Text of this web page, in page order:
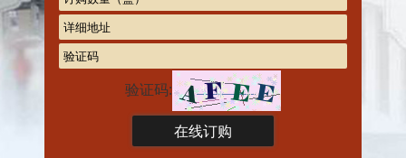
验证码: